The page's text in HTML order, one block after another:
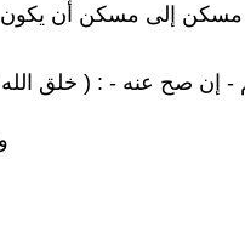
مسكن إلى مسكن أن يكون
صح عنه - : ( خلق الله